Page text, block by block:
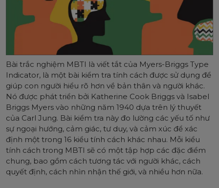
Bài trắc nghiệm MBTI là viết tắt của Myers-Briggs Type
Indicator, là một bài kiểm tra tính cách được sử dụng để
giúp con người hiểu rõ hơn về bản thân và người khác.
Nó được phát triển bởi Katherine Cook Briggs và Isabel
Briggs Myers vào những năm 1940 dựa trên lý thuyết
của Carl Jung. Bài kiểm tra này đo lường các yếu tố như
sự ngoại hướng, cảm giác, tư duy, và cảm xúc để xác
định một trong 16 kiểu tính cách khác nhau. Mỗi kiểu
tính cách trong MBTI sẽ có một tập hợp các đặc điểm
chung, bao gồm cách tương tác với người khác, cách
quyết định, cách nhìn nhận thế giới, và nhiều hơn nữa.